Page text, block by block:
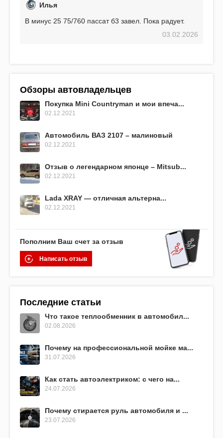
Илья
В минус 25 75/760 пассат б3 завел. Пока радует.
03.02.2026
Обзоры автовладельцев
Покупка Mini Countryman и мои впеча...
02.12.2021
Автомобиль ВАЗ 2107 – малиновый
02.12.2021
Отзыв о легендарном японце – Mitsub...
02.12.2021
Lada XRAY — отличная альтерна...
02.12.2021
Пополним Ваш счет за отзыв
Написать отзыв
Последние статьи
Что такое теплообменник в автомобил...
02.08.2026
Почему на профессиональной мойке ма...
31.07.2026
Как стать автоэлектриком: с чего на...
24.07.2026
Почему стирается руль автомобиля и ...
23.07.2026